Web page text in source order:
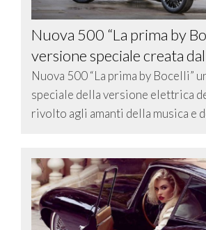
Nuova 500 “La prima by
versione speciale creata
Nuova 500 “La prima by Bocelli”
speciale della versione elettrica
rivolto agli amanti della musica e